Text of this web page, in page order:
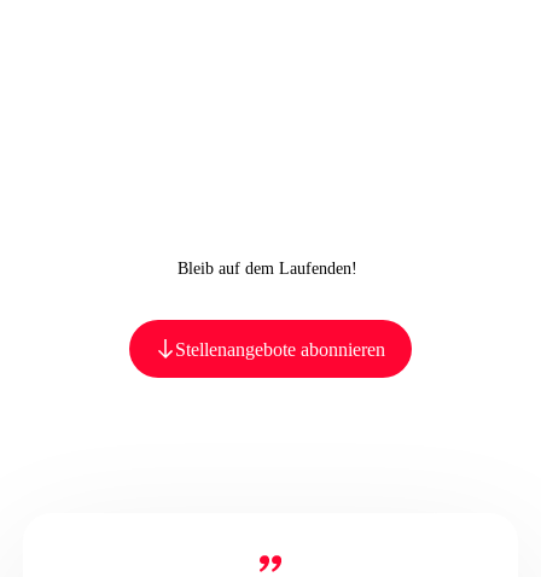
Bleib auf dem Laufenden!
Stellenangebote abonnieren